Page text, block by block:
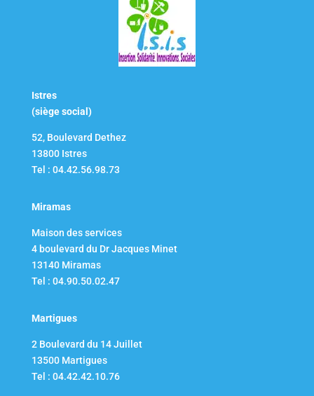
Istres
(siège social)
52, Boulevard Dethez
13800 Istres
Tel : 04.42.56.98.73
Miramas
Maison des services
4 boulevard du Dr Jacques Minet
13140 Miramas
Tel : 04.90.50.02.47
Martigues
2 Boulevard du 14 Juillet​
13500 Martigues
Tel : 04.42.42.10.76